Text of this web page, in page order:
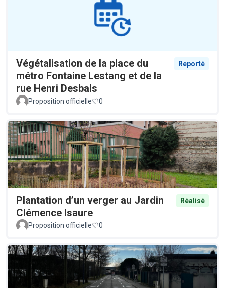
Végétalisation de la place du
métro Fontaine Lestang et de la
rue Henri Desbals
Reporté
Proposition officielle 0
Plantation d’un verger au Jardin
Clémence Isaure
Réalisé
Proposition officielle 0